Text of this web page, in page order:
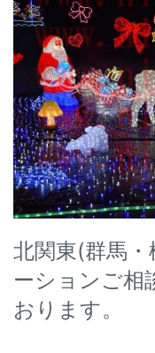
北関東(群馬
ーションご相
おります。